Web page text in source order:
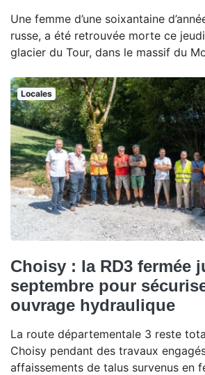
Une femme d’une soixantaine
russe, a été retrouvée morte ce
glacier du Tour, dans le massif du
Locales
Choisy : la RD3 fermée
septembre pour
ouvrage hydraulique
La route départementale 3 reste
Choisy pendant des travaux
affaissements de talus survenus en